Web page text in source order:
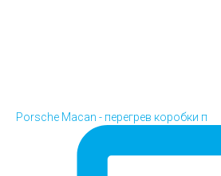
Porsche Macan - перегрев коробки п